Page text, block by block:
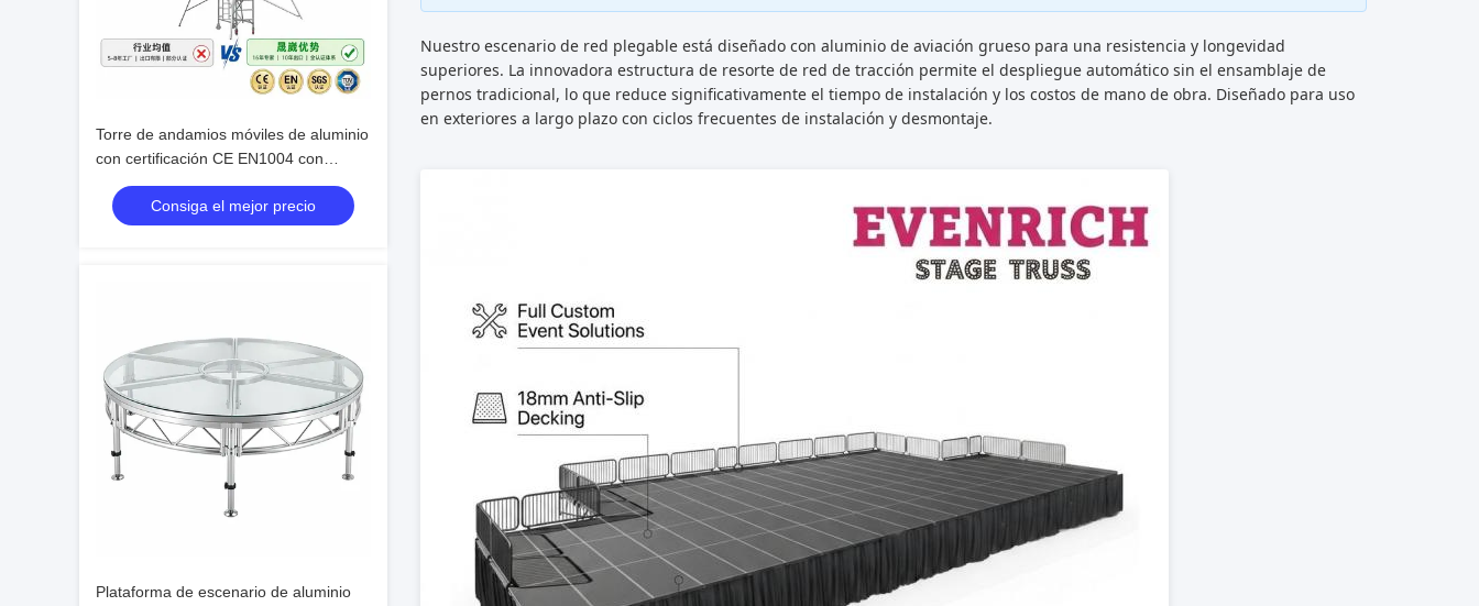
Torre de andamios móviles de aluminio
con certificación CE EN1004 con
aleación de aluminio 6061-T6 y altura
ajustable de 6 a 12 m
Consiga el mejor precio
Plataforma de escenario de aluminio
Nuestro escenario de red plegable está diseñado con aluminio de aviación grueso para una resistencia y longevidad
superiores. La innovadora estructura de resorte de red de tracción permite el despliegue automático sin el ensamblaje de
pernos tradicional, lo que reduce significativamente el tiempo de instalación y los costos de mano de obra. Diseñado para uso
en exteriores a largo plazo con ciclos frecuentes de instalación y desmontaje.